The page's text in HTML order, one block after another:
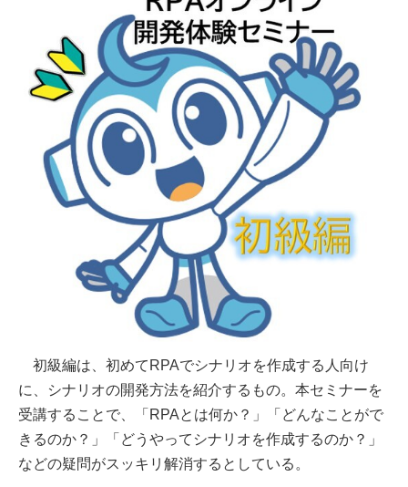
初級編は、初めてRPAでシナリオを作成する人向け
に、シナリオの開発方法を紹介するもの。本セミナーを
受講することで、「RPAとは何か？」「どんなことがで
きるのか？」「どうやってシナリオを作成するのか？」
などの疑問がスッキリ解消するとしている。